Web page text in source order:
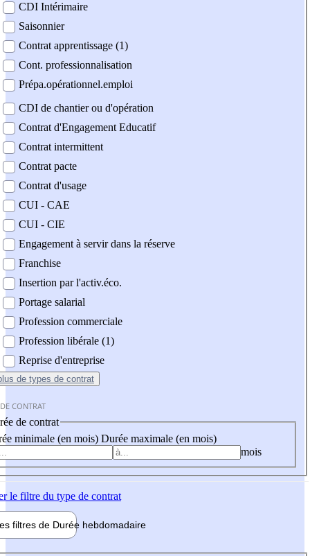
CDI Intérimaire
Saisonnier
Contrat apprentissage (1)
Cont. professionnalisation
Prépa.opérationnel.emploi
CDI de chantier ou d'opération
Contrat d'Engagement Educatif
Contrat intermittent
Contrat pacte
Contrat d'usage
CUI - CAE
CUI - CIE
Engagement à servir dans la réserve
Franchise
Insertion par l'activ.éco.
Portage salarial
Profession commerciale
Profession libérale (1)
Reprise d'entreprise
de types de contrat
CONTRAT
de contrat
minimale (en mois) Durée maximale (en mois)
mois
le filtre du type de contrat
filtres de Durée hebdomadaire